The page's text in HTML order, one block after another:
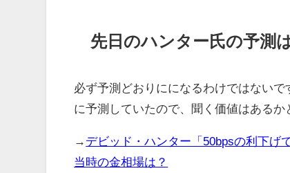
先日のハンター氏の予測
必ず予測どおりにになるわけではない
に予測していたので、聞く価値はあるか
→ デビッド・ハンター「50bpsの利下げ
当時の金相場は？